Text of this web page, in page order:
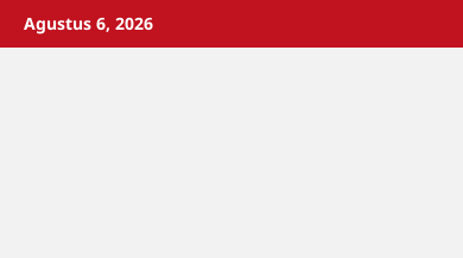
SkipAgustus 6, 2026